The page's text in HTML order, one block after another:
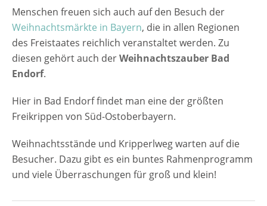
Kontakt Förderverein Weihnachtszauber Bad
Endorf Telefon: 08053/795110
Mobilfunknummer: 0170/2309258 E-
Mail: fleidl@emergion-media.bayern Weitere
Informationen auf der Website des
Menschen freuen sich auch auf den Besuch der
Weihnachtsmärkte in Bayern, die in allen Regionen
des Freistaates reichlich veranstaltet werden. Zu
diesen gehört auch derWeihnachtszauber Bad
Endorf.
Hier in Bad Endorf findet man eine der größten
Freikrippen von Süd-Ostoberbayern.
Weihnachtsstände und Kripperlweg warten auf die
Besucher. Dazu gibt es ein buntes Rahmenprogramm
und viele Überraschungen für groß und klein!